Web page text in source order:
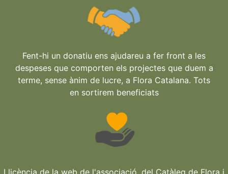
Fent-hi un donatiu ens ajudareu a fer front a les
despeses que comporten els projectes que duem a
terme, sense ànim de lucre, a Flora Catalana. Tots
en sortirem beneficiats
Llicència de la web de l'associació, del Catàleg de Flora i